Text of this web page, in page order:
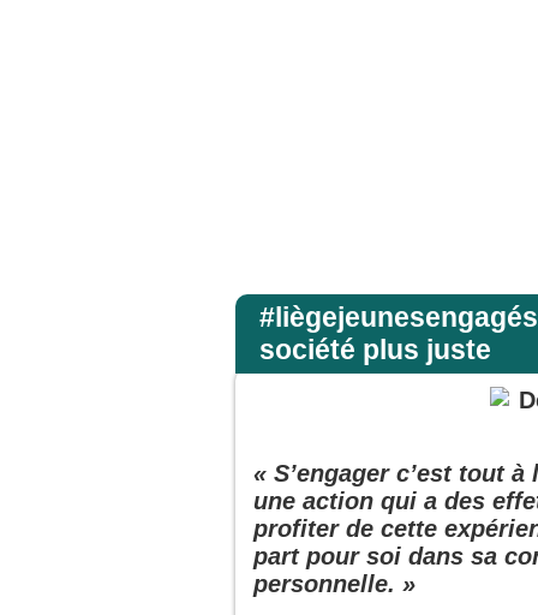
société plus juste
« S’engager c’est tout
une action qui a des
profiter de cette
part pour soi dans sa
personnelle. »